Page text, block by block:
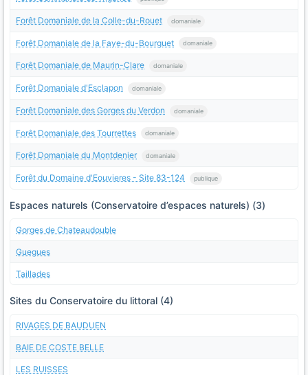
Forêt Domaniale de la Colle-du-Rouet domaniale
Forêt Domaniale de la Faye-du-Bourguet domaniale
Forêt Domaniale de Maurin-Clare domaniale
Forêt Domaniale d'Esclapon domaniale
Forêt Domaniale des Gorges du Verdon domaniale
Forêt Domaniale des Tourrettes domaniale
Forêt Domaniale du Montdenier domaniale
Forêt du Domaine d'Eouvieres - Site 83-124 publique
Espaces naturels (Conservatoire d’espaces naturels) (3)
Gorges de Chateaudouble
Guegues
Taillades
Sites du Conservatoire du littoral (4)
RIVAGES DE BAUDUEN
BAIE DE COSTE BELLE
LES RUISSES